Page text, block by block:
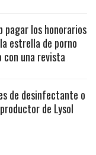
pagar los honorarios
estrella de porno
con una revista
de desinfectante o
de Lysol